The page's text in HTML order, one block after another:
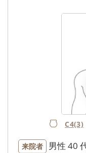
C4(3)
来院者 男性 40